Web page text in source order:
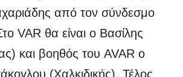
από τον σύνδεσμο
VAR θα είναι ο Βασίλης
και βοηθός του AVAR ο
(Χαλκιδικής). Τέλος